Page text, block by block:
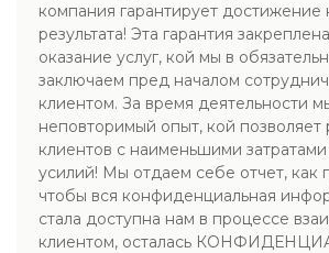
компания гарантирует достижение
результата! Эта гарантия
оказание услуг, кой мы в
заключаем пред началом
клиентом. За время деятельности
неповторимый опыт, кой позволяет
клиентов с наименьшими
усилий! Мы отдаем себе отчет, как
чтобы вся конфиденциальная
стала доступна нам в процессе
клиентом, осталась